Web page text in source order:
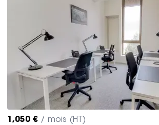
1,050 € / mois (HT)